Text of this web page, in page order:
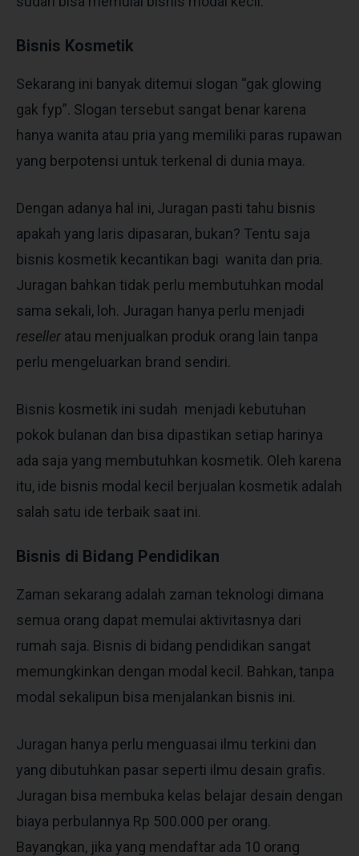
Bisnis Kosmetik
Sekarang ini banyak ditemui slogan “gak glowing
gak fyp”. Slogan tersebut sangat benar karena
hanya wanita atau pria yang memiliki paras rupawan
yang berpotensi untuk terkenal di dunia maya.
Dengan adanya hal ini, Juragan pasti tahu bisnis
apakah yang laris dipasaran, bukan? Tentu saja
bisnis kosmetik kecantikan bagi wanita dan pria.
Juragan bahkan tidak perlu membutuhkan modal
sama sekali, loh. Juragan hanya perlu menjadi
reseller atau menjualkan produk orang lain tanpa
perlu mengeluarkan brand sendiri.
Bisnis kosmetik ini sudah menjadi kebutuhan
pokok bulanan dan bisa dipastikan setiap harinya
ada saja yang membutuhkan kosmetik. Oleh karena
itu, ide bisnis modal kecil berjualan kosmetik adalah
salah satu ide terbaik saat ini.
Bisnis di Bidang Pendidikan
Zaman sekarang adalah zaman teknologi dimana
semua orang dapat memulai aktivitasnya dari
rumah saja. Bisnis di bidang pendidikan sangat
memungkinkan dengan modal kecil. Bahkan, tanpa
modal sekalipun bisa menjalankan bisnis ini.
Juragan hanya perlu menguasai ilmu terkini dan
yang dibutuhkan pasar seperti ilmu desain grafis.
Juragan bisa membuka kelas belajar desain dengan
biaya perbulannya Rp 500.000 per orang.
Bayangkan, jika yang mendaftar ada 10 orang